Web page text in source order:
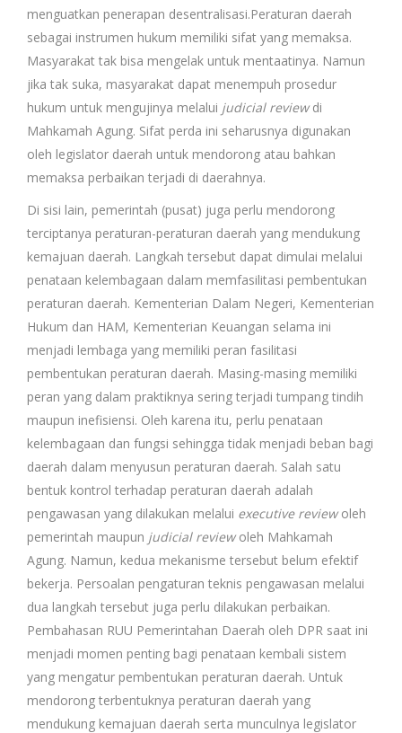
menguatkan penerapan desentralisasi.Peraturan daerah
sebagai instrumen hukum memiliki sifat yang memaksa.
Masyarakat tak bisa mengelak untuk mentaatinya. Namun
jika tak suka, masyarakat dapat menempuh prosedur
hukum untuk mengujinya melalui judicial reviewdi
Mahkamah Agung. Sifat perda ini seharusnya digunakan
oleh legislator daerah untuk mendorong atau bahkan
memaksa perbaikan terjadi di daerahnya.
Di sisi lain, pemerintah (pusat) juga perlu mendorong
terciptanya peraturan-peraturan daerah yang mendukung
kemajuan daerah. Langkah tersebut dapat dimulai melalui
penataan kelembagaan dalam memfasilitasi pembentukan
peraturan daerah. Kementerian Dalam Negeri, Kementerian
Hukum dan HAM, Kementerian Keuangan selama ini
menjadi lembaga yang memiliki peran fasilitasi
pembentukan peraturan daerah. Masing-masing memiliki
peran yang dalam praktiknya sering terjadi tumpang tindih
maupun inefisiensi. Oleh karena itu, perlu penataan
kelembagaan dan fungsi sehingga tidak menjadi beban bagi
daerah dalam menyusun peraturan daerah. Salah satu
bentuk kontrol terhadap peraturan daerah adalah
pengawasan yang dilakukan melalui executive reviewoleh
pemerintah maupun judicial reviewoleh Mahkamah
Agung. Namun, kedua mekanisme tersebut belum efektif
bekerja. Persoalan pengaturan teknis pengawasan melalui
dua langkah tersebut juga perlu dilakukan perbaikan.
Pembahasan RUU Pemerintahan Daerah oleh DPR saat ini
menjadi momen penting bagi penataan kembali sistem
yang mengatur pembentukan peraturan daerah. Untuk
mendorong terbentuknya peraturan daerah yang
mendukung kemajuan daerah serta munculnya legislator